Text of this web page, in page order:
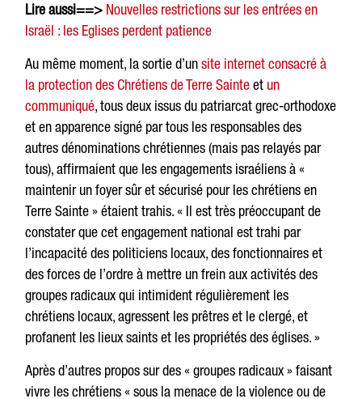
Lire aussi==> Nouvelles restrictions sur les entrées en
Israël : les Eglises perdent patience
Au même moment, la sortie d’unsite internet consacré à
la protection des Chrétiens de Terre Sainteet un
communiqué, tous deux issus du patriarcat grec-orthodoxe
et en apparence signé par tous les responsables des
autres dénominations chrétiennes (mais pas relayés par
tous), affirmaient que les engagements israéliens à «
maintenir un foyer sûr et sécurisé pour les chrétiens en
Terre Sainte » étaient trahis. « Il est très préoccupant de
constater que cet engagement national est trahi par
l’incapacité des politiciens locaux, des fonctionnaires et
des forces de l’ordre à mettre un frein aux activités des
groupes radicaux qui intimident régulièrement les
chrétiens locaux, agressent les prêtres et le clergé, et
profanent les lieux saints et les propriétés des églises. »
Après d’autres propos sur des « groupes radicaux » faisant
vivre les chrétiens « sous la menace de la violence ou de